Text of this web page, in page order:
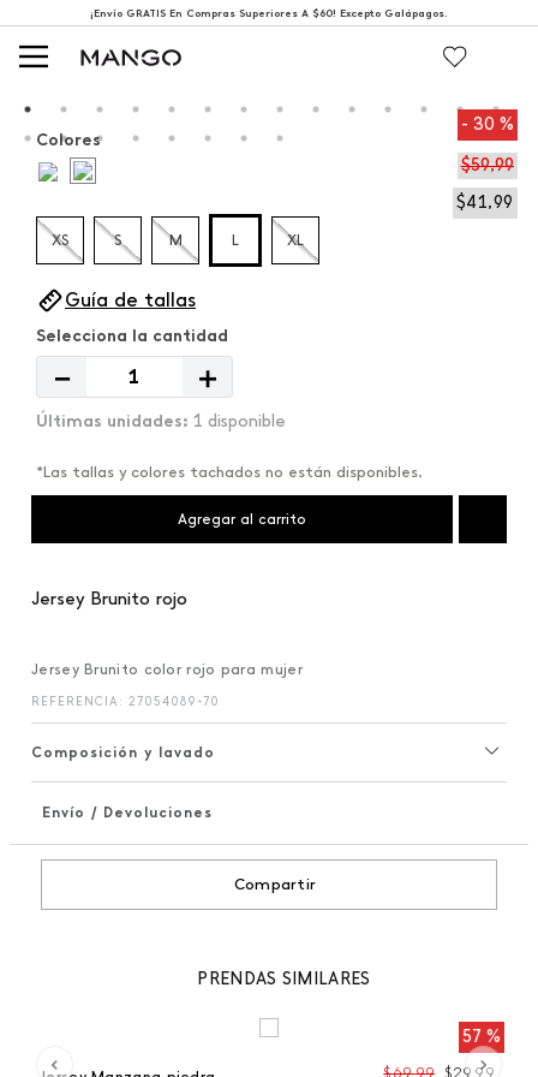
¡Envío GRATIS En Compras Superiores A $60! Excepto Galápagos.
30 %
$59,99
$41,99
Colores
XS S M L XL
Guía de tallas
＋
－
1 disponible
*Las tallas y colores tachados no están disponibles.
Agregar al carrito
Jersey Brunito rojo
Jersey Brunito color rojo para mujer
REFERENCIA : 27054089-70
Composición y lavado
Envío / Devoluciones
Compartir
PRENDAS SIMILARES
57 %
$69,99 $29 99